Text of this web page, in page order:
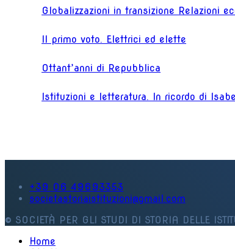
Globalizzazioni in transizione Relazioni
Il primo voto. Elettrici ed elette
Ottant’anni di Repubblica
Istituzioni e letteratura. In ricordo di
+39 06 49693353
societastoriaistituzioni@gmail.com
© SOCIETÀ PER GLI STUDI DI STORIA DELLE
Home